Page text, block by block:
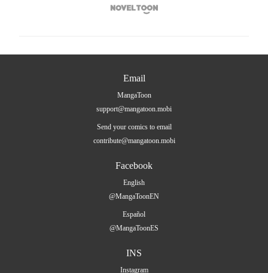

Email
MangaToon
support@mangatoon.mobi
Send your comics to email
contribute@mangatoon.mobi
Facebook
English
@MangaToonEN
Español
@MangaToonES
INS
Instagram